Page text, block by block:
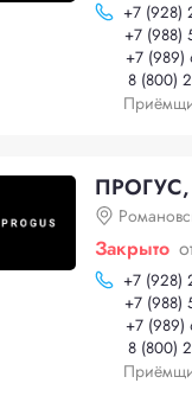
+7 (928)
+7 (988)
+7 (989)
8 (800)
ПРОГУС,
Закрыто
+7 (928)
+7 (988)
+7 (989)
8 (800)